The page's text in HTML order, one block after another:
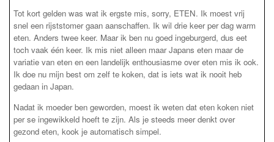
Tot kort gelden was wat ik ergste mis, sorry, ETEN. Ik moest vrij
snel een rijststomer gaan aanschaffen. Ik wil drie keer per dag warm
eten. Anders twee keer. Maar ik ben nu goed ingeburgerd, dus eet
toch vaak één keer. Ik mis niet alleen maar Japans eten maar de
variatie van eten en een landelijk enthousiasme over eten mis ik ook.
Ik doe nu mijn best om zelf te koken, dat is iets wat ik nooit heb
gedaan in Japan.
Nadat ik moeder ben geworden, moest ik weten dat eten koken niet
per se ingewikkeld hoeft te zijn. Als je steeds meer denkt over
gezond eten, kook je automatisch simpel.